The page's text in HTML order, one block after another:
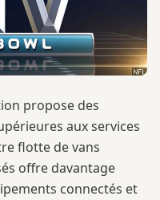
propose des
aux services
flotte de vans
offre davantage
connectés et